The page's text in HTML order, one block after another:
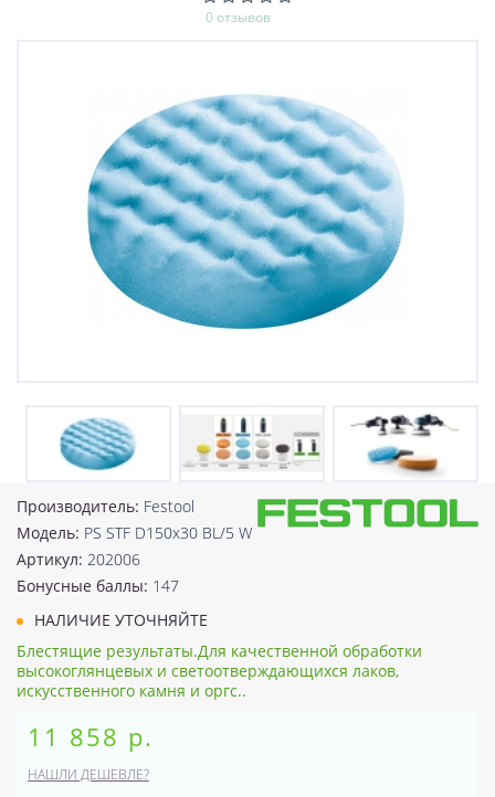
0 отзывов
Производитель: Festool
Модель: PS STF D150x30 BL/5 W
Артикул: 202006
Бонусные баллы: 147
НАЛИЧИЕ УТОЧНЯЙТЕ
Блестящие результаты.Для качественной обработки
высокоглянцевых и светоотверждающихся лаков,
искусственного камня и оргс..
11 858 р.
НАШЛИ ДЕШЕВЛЕ?